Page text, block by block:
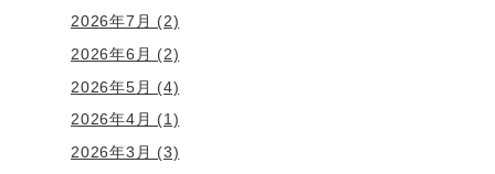
2026年7月 (2)
2026年6月 (2)
2026年5月 (4)
2026年4月 (1)
2026年3月 (3)